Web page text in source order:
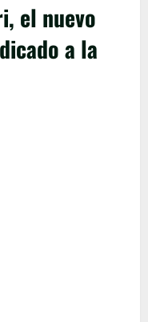
el nuevo
a la